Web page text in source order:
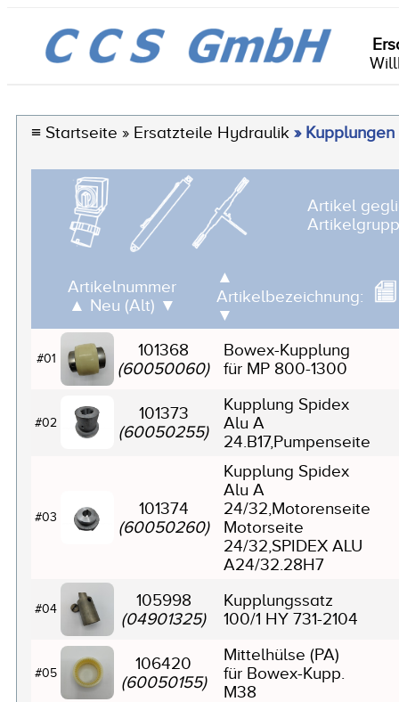
≡ Startseite » Ersatzteile Hydraulik » Kupplungen
Artikel
Artikelnummer
▲ Neu (Alt) ▼
▲
Artikelbezeichnung:
▼
#01
101368
(60050060)
Bowex-Kupplung
für MP 800-1300
#02
101373
(60050255)
Kupplung Spidex
Alu A
24.B17,Pumpenseite
#03
101374
(60050260)
Kupplung Spidex
Alu A
24/32,Motorenseite
Motorseite
24/32,SPIDEX ALU
A24/32.28H7
#04
105998
(04901325)
Kupplungssatz
100/1 HY 731-2104
#05
106420
(60050155)
Mittelhülse (PA)
für Bowex-Kupp.
M38